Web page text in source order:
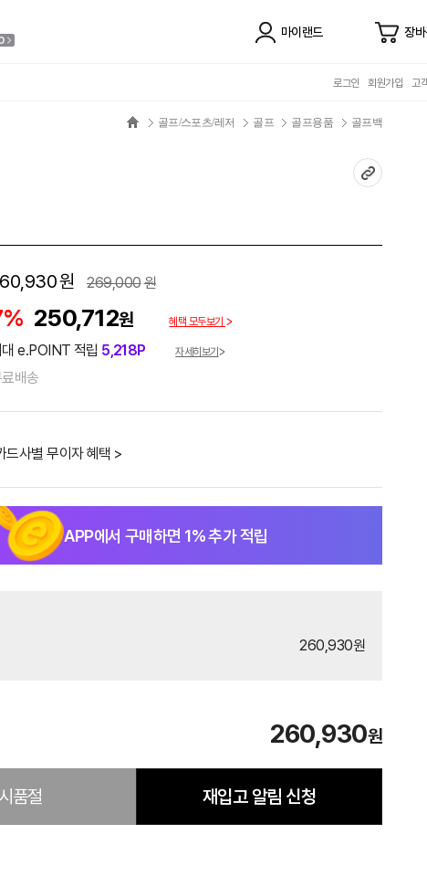
마이랜드 장
로그인 회원가입 고
골프/스포츠/레저 골프 골프용품 골프백
원 269,000원
250,712원 혜택 모두보기
e.POINT 적립 5,218P 자세히보기
배송
드사별 무이자 혜택 >
APP에서 구매하면 1% 추가 적립
260,930원
260,930원
품절 재입고 알림 신청